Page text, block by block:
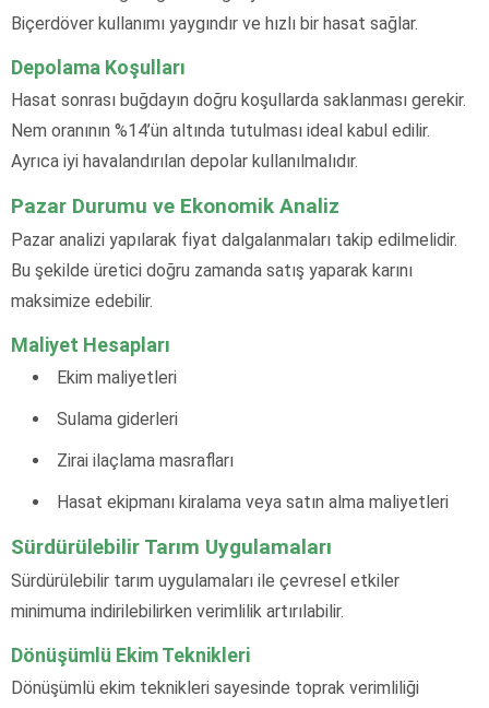
Biçerdöver kullanımı yaygındır ve hızlı bir hasat sağlar.
Depolama Koşulları
Hasat sonrası buğdayın doğru koşullarda saklanması gerekir.
Nem oranının %14’ün altında tutulması ideal kabul edilir.
Ayrıca iyi havalandırılan depolar kullanılmalıdır.
Pazar Durumu ve Ekonomik Analiz
Pazar analizi yapılarak fiyat dalgalanmaları takip edilmelidir.
Bu şekilde üretici doğru zamanda satış yaparak karını
maksimize edebilir.
Maliyet Hesapları
Ekim maliyetleri
Sulama giderleri
Zirai ilaçlama masrafları
Hasat ekipmanı kiralama veya satın alma maliyetleri
Sürdürülebilir Tarım Uygulamaları
Sürdürülebilir tarım uygulamaları ile çevresel etkiler
minimuma indirilebilirken verimlilik artırılabilir.
Dönüşümlü Ekim Teknikleri
Dönüşümlü ekim teknikleri sayesinde toprak verimliliği